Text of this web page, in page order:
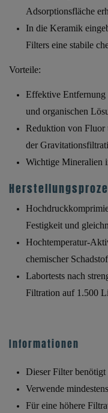
Adsorptionsfläche
In die Keramik
Filters eine stabile
Vorteile:
Effektive Entfernung
und organischen
Reduktion von Fluor
der
Wichtige Mineralien
Festigkeit und
Hochtemperatur-
chemischer
Labortests nach
Filtration auf 1.500
Informationen
Dieser Filter benötigt
Verwende
Für eine höhere